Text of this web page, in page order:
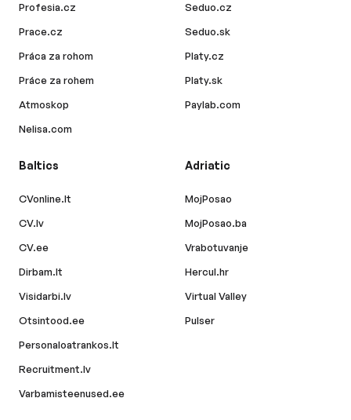
Profesia.cz
Prace.cz
Práca za rohom
Práce za rohem
Atmoskop
Nelisa.com
Seduo.cz
Seduo.sk
Platy.cz
Platy.sk
Paylab.com
Baltics
CVonline.lt
CV.lv
CV.ee
Dirbam.lt
Visidarbi.lv
Otsintood.ee
Personaloatrankos.lt
Recruitment.lv
Varbamisteenused.ee
Adriatic
MojPosao
MojPosao.ba
Vrabotuvanje
Hercul.hr
Virtual Valley
Pulser